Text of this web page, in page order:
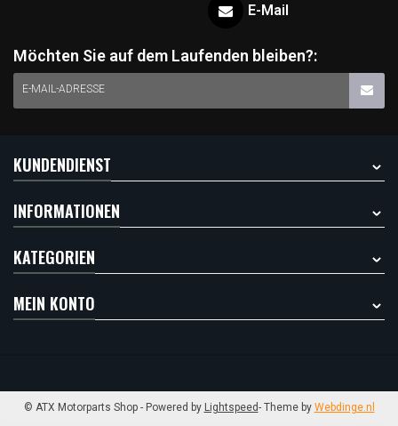
E-Mail
Möchten Sie auf dem Laufenden bleiben?:
E-MAIL-ADRESSE
KUNDENDIENST
INFORMATIONEN
KATEGORIEN
MEIN KONTO
© ATX Motorparts Shop - Powered by Lightspeed- Theme by Webdinge.nl